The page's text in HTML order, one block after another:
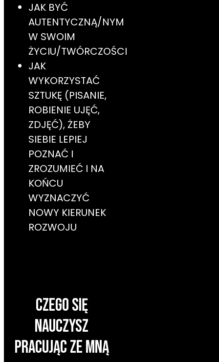
JAK BYĆ
AUTENTYCZNĄ/NYM
W SWOIM
ŻYCIU/TWÓRCZOŚCI
JAK
WYKORZYSTAĆ
SZTUKĘ (PISANIE,
ROBIENIE UJĘĆ,
ZDJĘĆ), ŻEBY
SIEBIE LEPIEJ
POZNAĆ I
ZROZUMIEĆ I NA
KOŃCU
WYZNACZYĆ
NOWY KIERUNEK
ROZWOJU
CZEGO SIĘ
NAUCZYSZ
PRACUJĄC ZE MNĄ